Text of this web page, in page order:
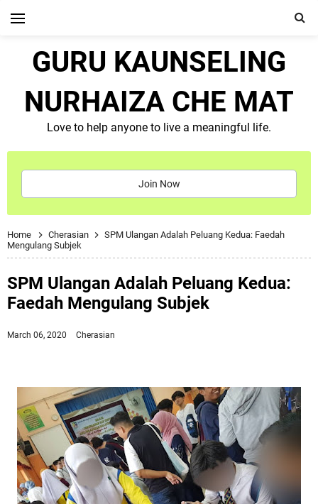
GURU KAUNSELING
NURHAIZA CHE MAT
Love to help anyone to live a meaningful life.
Join Now
Home Cherasian
SPM Ulangan Adalah Peluang Kedua: Faedah
Mengulang Subjek
SPM Ulangan Adalah Peluang Kedua:
Faedah Mengulang Subjek
March 06, 2020 Cherasian